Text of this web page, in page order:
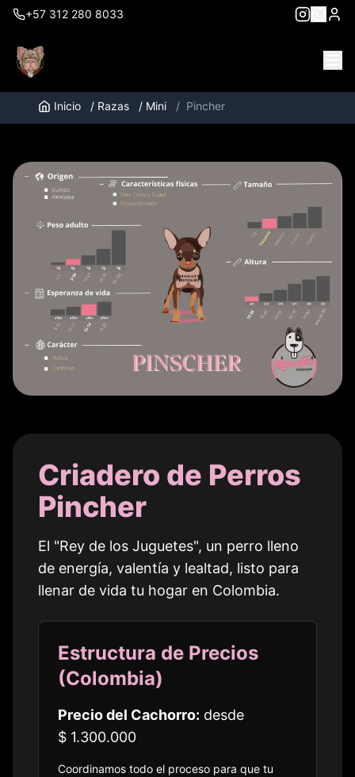
+57 312 280 8033
Inicio / Razas / Mini / Pincher
Criadero de Perros
Pincher
El "Rey de los Juguetes", un perro lleno
de energía, valentía y lealtad, listo para
llenar de vida tu hogar en Colombia.
Estructura de Precios
(Colombia)
Precio del Cachorro: desde
$ 1.300.000
Coordinamos todo el proceso para que tu